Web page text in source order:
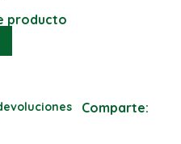
producto
Comparte: